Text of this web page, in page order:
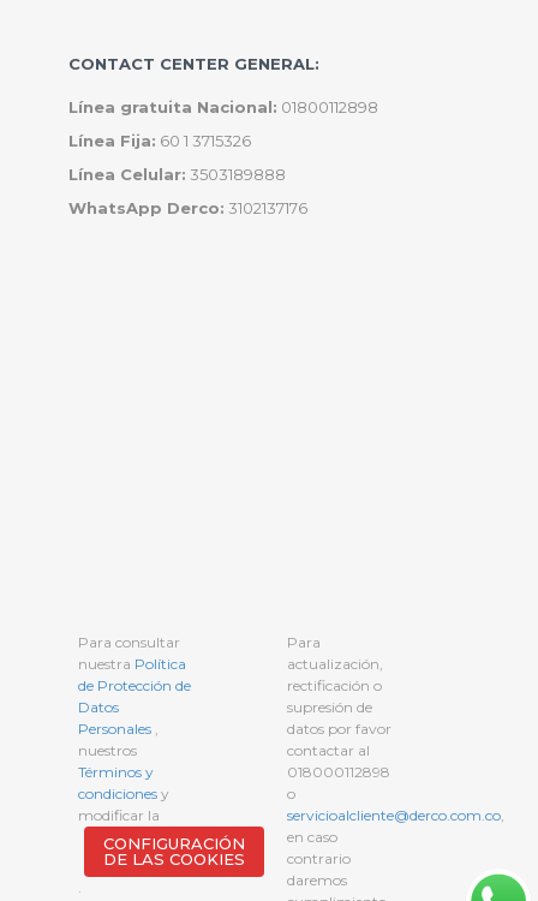
CONTACT CENTER GENERAL:
Línea gratuita Nacional: 01800112898
Línea Fija: 60 1 3715326
Línea Celular: 3503189888
WhatsApp Derco: 3102137176
Para consultar
nuestra Política
de Protección de
Datos
Personales ,
nuestros
Términos y
condiciones y
modificar la
CONFIGURACIÓN
DE LAS COOKIES
.
Para
actualización,
rectificación o
supresión de
datos por favor
contactar al
018000112898
o
servicioalcliente@derco.com.co,
en caso
contrario
daremos